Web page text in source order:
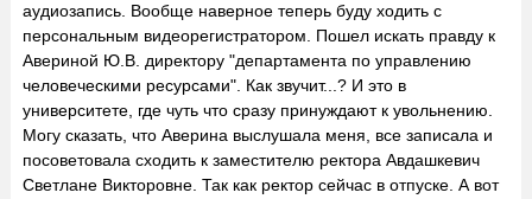
аудиозапись. Вообще наверное теперь буду ходить с
персональным видеорегистратором. Пошел искать правду к
Авериной Ю.В. директору "департамента по управлению
человеческими ресурсами". Как звучит...? И это в
университете, где чуть что сразу принуждают к увольнению.
Могу сказать, что Аверина выслушала меня, все записала и
посоветовала сходить к заместителю ректора Авдашкевич
Светлане Викторовне. Так как ректор сейчас в отпуске. А вот